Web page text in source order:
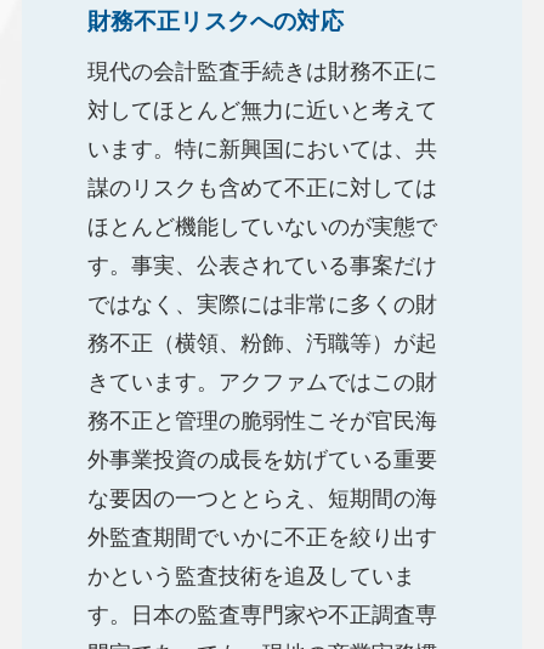
財務不正リスクへの対応
現代の会計監査手続きは財務不正に
対してほとんど無力に近いと考えて
います。特に新興国においては、共
謀のリスクも含めて不正に対しては
ほとんど機能していないのが実態で
す。事実、公表されている事案だけ
ではなく、実際には非常に多くの財
務不正（横領、粉飾、汚職等）が起
きています。アクファムではこの財
務不正と管理の脆弱性こそが官民海
外事業投資の成長を妨げている重要
な要因の一つととらえ、短期間の海
外監査期間でいかに不正を絞り出す
かという監査技術を追及していま
す。日本の監査専門家や不正調査専